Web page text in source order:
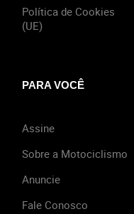
Política de Cookies
(UE)
PARA VOCÊ
Assine
Sobre a Motociclismo
Anuncie
Fale Conosco